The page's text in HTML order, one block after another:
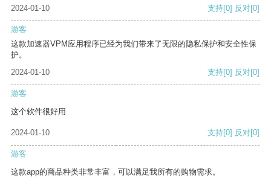
2024-01-10 支持[0] 反对[0]
游客
这款加速器VPM应用程序已经为我们带来了无限的隐私保护和安全性保
护。
2024-01-10
支持[0] 反对[0]
游客
这个软件很好用
2024-01-10 支持[0] 反对[0]
游客
这款app的商品种类非常丰富，可以满足我所有的购物需求。